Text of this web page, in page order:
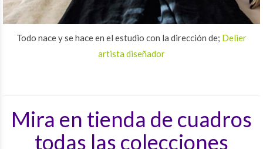
Todo nace y se hace en el estudio con la dirección de; Delier
artista diseñador
Mira en tienda de cuadros
todas las colecciones